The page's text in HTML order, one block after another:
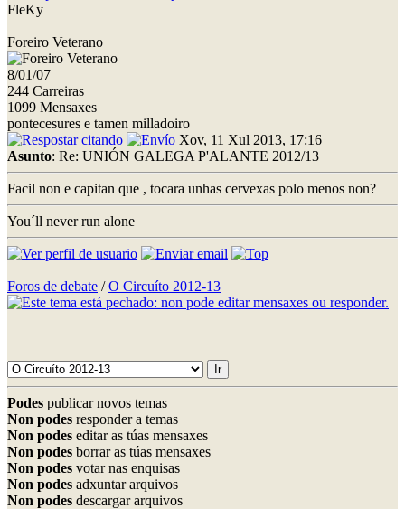
FleKy
Foreiro Veterano
8/01/07
244 Carreiras
1099 Mensaxes
pontecesures e tamen milladoiro
Xov, 11 Xul 2013, 17:16
Asunto: Re: UNIÓN GALEGA P'ALANTE 2012/13
Facil non e capitan que , tocara unhas cervexas polo menos non?
You´ll never run alone
Foros de debate /O Circuíto 2012-13
Podes publicar novos temas
Non podes responder a temas
Non podes editar as túas mensaxes
Non podes borrar as túas mensaxes
Non podes votar nas enquisas
Non podes adxuntar arquivos
Non podes descargar arquivos